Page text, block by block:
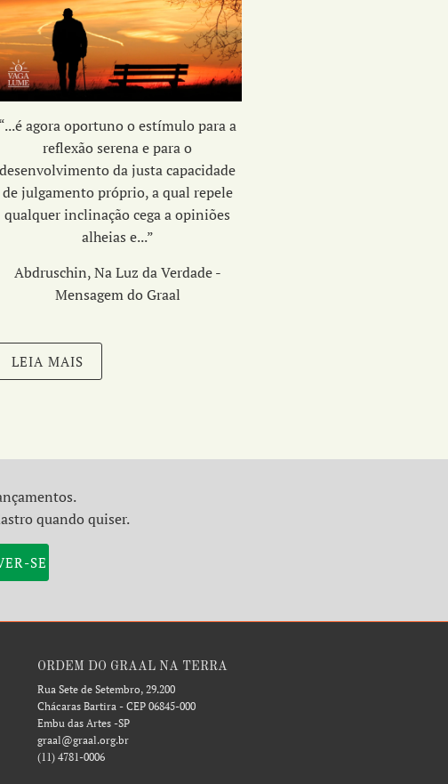
“...é agora oportuno o estímulo para a
reflexão serena e para o
desenvolvimento dajusta capacidade
de julgamento próprio,a qual repele
qualquer inclinação cega a opiniões
alheias e...”
Abdruschin, Na Luz da Verdade -
Mensagem do Graal
LEIA MAIS
quando quiser.
ORDEM DO GRAAL NA TERRA
Rua Sete de Setembro, 29.200
Chácaras Bartira - CEP 06845-000
Embu das Artes -SP
graal@graal.org.br
(11) 4781-0006